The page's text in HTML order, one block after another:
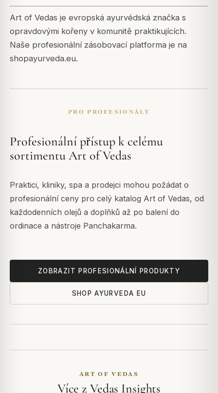
Art of Vedas je evropská ayurvédská značka s
opravdovými kořeny v komunitě praktikujících.
Naše profesionální zásobovací platforma je na
shopayurveda.eu.
PRO PROFESIONÁLY
Profesionální přístup k celému
sortimentu Art of Vedas
Praktici, kliniky, spa a prodejci mohou požádat o
profesionální ceny pro celý katalog Art of Vedas, od
každodenních olejů a doplňků až po balení do
ordinace a nástroje Panchakarma.
ZOBRAZIT PROFESIONÁLNÍ PRODUKTY
SHOP AYURVEDA EU
ART OF VEDAS
Více z Vedas Insights